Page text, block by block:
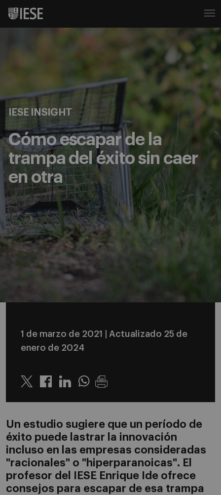
IESE INSIGHT
Cómo escapar de la
trampa del éxito sin caer
en otra
1 de marzo de 2021
| Actualizado 25 de
enero de 2024
Twitter LinkedinWhatsapp
Un estudio sugiere que un período de
éxito puede lastrar la innovación
incluso en las empresas consideradas
"racionales" o "hiperparanoicas". El
profesor del IESE Enrique Ide ofrece
consejos para escapar de esa trampa